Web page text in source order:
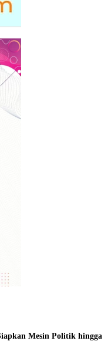
Mesin Politik hingga